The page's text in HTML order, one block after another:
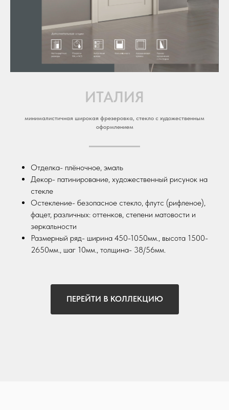
ИТАЛИЯ
минималистичная широкая фрезеровка, стекло с художественным
оформлением
Отделка- плёночное, эмаль
Декор- патинирование, художественный рисунок на
стекле
Остекление- безопасное стекло, флутс (рифленое),
фацет, различных: оттенков, степени матовости и
зеркальности
Размерный ряд- ширина 450-1050мм., высота 1500-
2650мм., шаг 10мм., толщина- 38/56мм.
ПЕРЕЙТИ В КОЛЛЕКЦИЮ